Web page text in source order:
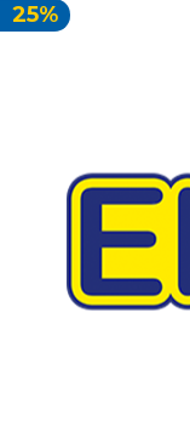
25%